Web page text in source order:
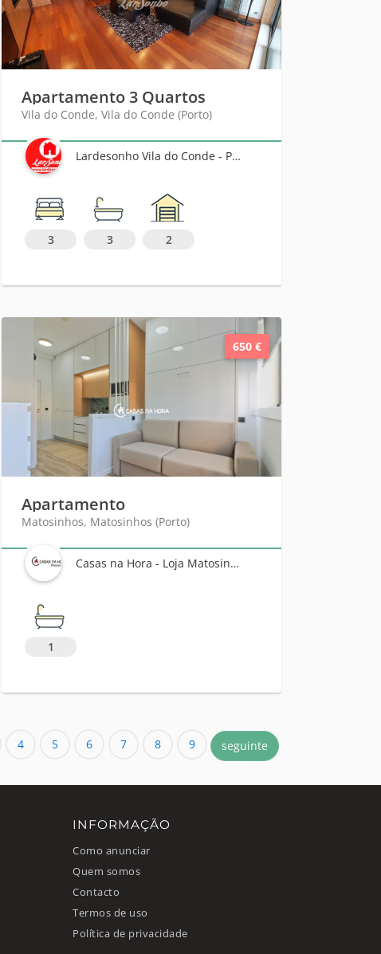
Apartamento 3 Quartos
Vila do Conde, Vila do Conde (Porto)
Lardesonho Vila do Conde - Póvoa de Varzim - Famalicão
3 3 2
650 €
Apartamento
Matosinhos, Matosinhos (Porto)
Casas na Hora - Loja Matosinhos
1
4 5 6 7 8 9 seguinte
INFORMAÇÃO
Como anunciar
Quem somos
Contacto
Termos de uso
Política de privacidade